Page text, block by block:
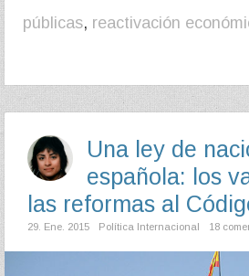
públicas, reactivación
Una ley de
española: los
las reformas al
29. Ene. 2015 Política Internacional 18